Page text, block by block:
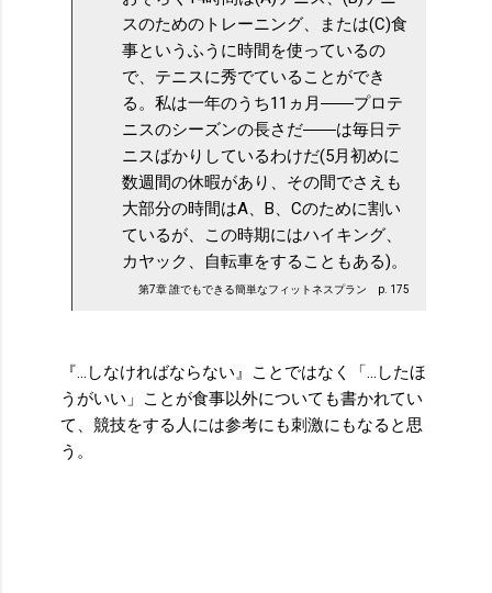
スのためのトレーニング、または(C)食
事というふうに時間を使っているの
で、テニスに秀でていることができ
る。私は一年のうち11ヵ月――プロテ
ニスのシーズンの長さだ――は毎日テ
ニスばかりしているわけだ(5月初めに
数週間の休暇があり、その間でさえも
大部分の時間はA、B、Cのために割い
ているが、この時期にはハイキング、
カヤック、自転車をすることもある)。
第7章 誰でもできる簡単なフィットネスプラン p. 175
『…しなければならない』ことではなく「…したほ
うがいい」ことが食事以外についても書かれてい
て、競技をする人には参考にも刺激にもなると思
う。